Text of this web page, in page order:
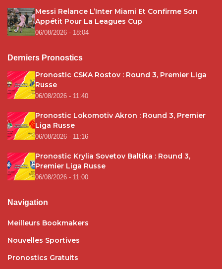
Messi Relance L’Inter Miami Et Confirme Son
Appétit Pour La Leagues Cup
06/08/2026 - 18:04
Derniers Pronostics
Pronostic CSKA Rostov : Round 3, Premier Liga
Russe
06/08/2026 - 11:40
Pronostic Lokomotiv Akron : Round 3, Premier
Liga Russe
06/08/2026 - 11:16
Pronostic Krylia Sovetov Baltika : Round 3,
Premier Liga Russe
06/08/2026 - 11:00
Navigation
Meilleurs Bookmakers
Nouvelles Sportives
Pronostics Gratuits